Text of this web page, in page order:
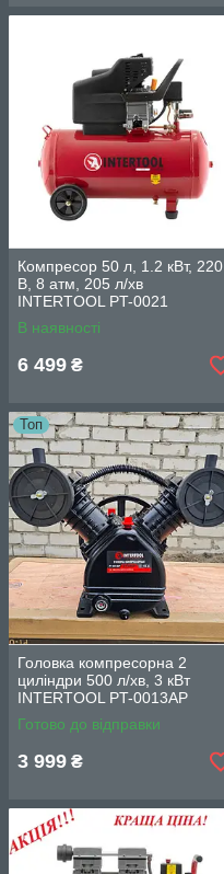
Компресор 50 л, 1.2 кВт, 220
В, 8 атм, 205 л/хв
INTERTOOL PT-0021
В наявності
6 499 ₴
Топ
Головка компресорна 2
циліндри 500 л/хв, 3 кВт
INTERTOOL PT-0013AP
Готово до відправки
3 999 ₴